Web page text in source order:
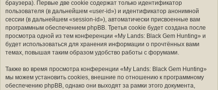
браузера). Первые две cookie содержат только идентификатор
пользователя (в дальнейшем «user-id») и идентификатор анонимной
сессии (в дальнейшем «session-id»), автоматически присвоенные вам
программным обеспечением phpBB. Третья cookie будет создана после
просмотра одной из тем конференции «My Lands: Black Gem Hunting» и
будет использоваться для хранения информации о прочтённых вами
темах, повышая таким образом удобство работы с форумами.
Также во время просмотра конференции «My Lands: Black Gem Hunting»
мы можем установить cookies, внешние по отношению к программному
обеспечению phpBB, однако они выходят за рамки этого документа,